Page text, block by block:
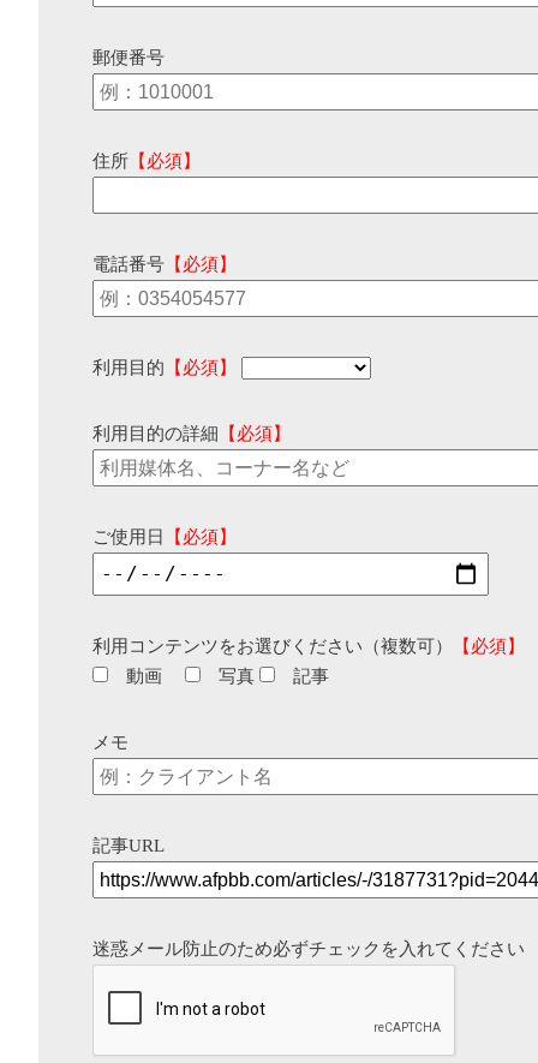
郵便番号
住所 【必須】
電話番号 【必須】
利用目的 【必須】
利用目的の詳細 【必須】
ご使用日 【必須】
利用コンテンツをお選びください（複数可）
【必須】
動画
写真 記事
メモ
記事URL
迷惑メール防止のため必ずチェックを入れてください